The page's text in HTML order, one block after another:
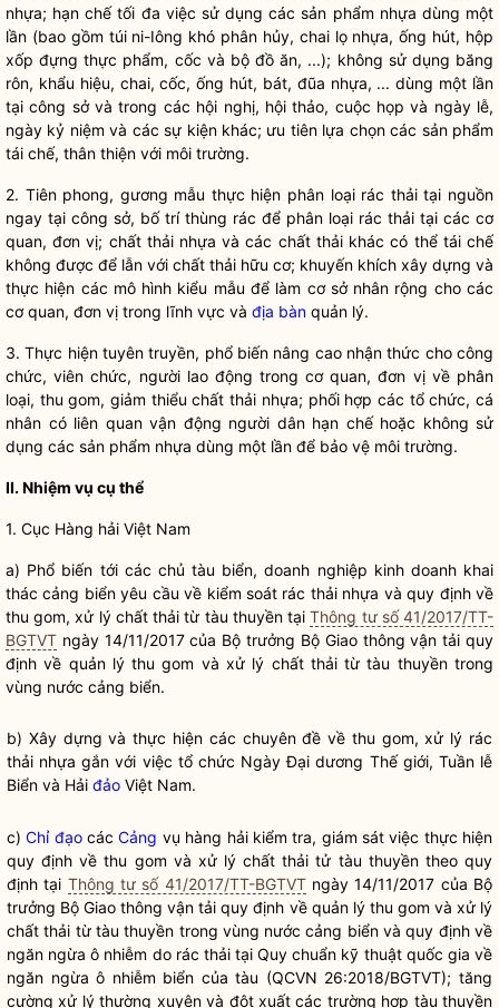
nhựa; hạn chế tối đa việc sử dụng các sản phẩm nhựa dùng một
lần (bao gồm túi ni-Iông khó phân hủy, chai lọ nhựa, ống hút, hộp
xốp đựng thực phẩm, cốc và bộ đồ ăn, ...); không sử dụng băng
rôn, khẩu hiệu, chai, cốc, ống hút, bát, đũa nhựa, ... dùng một lần
tại công sở và trong các hội nghị, hội thảo, cuộc họp và ngày lễ,
ngày kỷ niệm và các sự kiện khác; ưu tiên lựa chọn các sản phẩm
tái chế, thân thiện với môi trường.
2. Tiên phong, gương mẫu thực hiện phân loại rác thải tại nguồn
ngay tại công sở, bố trí thùng rác để phân loại rác thải tại các cơ
quan, đơn vị; chất thải nhựa và các chất thải khác có thể tái chế
không được để lẫn với chất thải hữu cơ; khuyến khích xây dựng và
thực hiện các mô hình kiểu mẫu để làm cơ sở nhân rộng cho các
cơ quan, đơn vị trong lĩnh vực và địa bàn quản lý.
3. Thực hiện tuyên truyền, phổ biến nâng cao nhận thức cho công
chức, viên chức, người lao động trong cơ quan, đơn vị về phân
loại, thu gom, giảm thiểu chất thải nhựa; phối hợp các tổ chức, cá
nhân có liên quan vận động người dân hạn chế hoặc không sử
dụng các sản phẩm nhựa dùng một lần để bảo vệ môi trường.
II. Nhiệm vụ cụ thể
1. Cục Hàng hải Việt Nam
a) Phổ biến tới các chủ tàu biển, doanh nghiệp kinh doanh khai
thác cảng biển yêu cầu về kiểm soát rác thải nhựa và quy định về
thu gom, xử lý chất thải từ tàu thuyền tạiThông tư số 41/2017/TT-
BGTVT ngày 14/11/2017 của Bộ trưởng Bộ Giao thông vận tải quy
định về quản lý thu gom và xử lý chất thải từ tàu thuyền trong
vùng nước cảng biển.
b) Xây dựng và thực hiện các chuyên đề về thu gom, xử lý rác
thải nhựa gắn với việc tổ chức Ngày Đại dương Thế giới, Tuần lễ
Biển và Hải đảo Việt Nam.
c)Chỉ đạocácCảng vụ hàng hải kiểm tra, giám sát việc thực hiện
quy định về thu gom và xử lý chất thải tử tàu thuyền theo quy
định tại Thông tư số 41/2017/TT-BGTVTngày 14/11/2017 của Bộ
trưởng Bộ Giao thông vận tải quy định về quản lý thu gom và xử lý
chất thải từ tàu thuyền trong vùng nướccảng biển và quy định về
ngăn ngừa ô nhiễm do rác thải tại Quy chuẩn kỹ thuật quốc gia về
ngăn ngừa ô nhiễm biển của tàu (QCVN 26:2018/BGTVT); tăng
cường xử lý thường xuyên và đột xuất các trường hợp tàu thuyền